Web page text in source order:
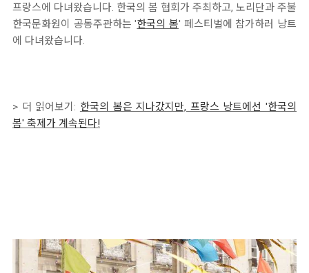
프랑스에 다녀왔습니다. 한국의 봄 협회가 주최하고, 노리단과 주불
한국문화원이 공동주관하는 '한국의 봄' 페스티벌에 참가하러 낭트
에 다녀왔습니다.
> 더 읽어보기: 한국의 봄은 지나갔지만, 프랑스 낭트에선 '한국의
봄' 축제가 계속된다!